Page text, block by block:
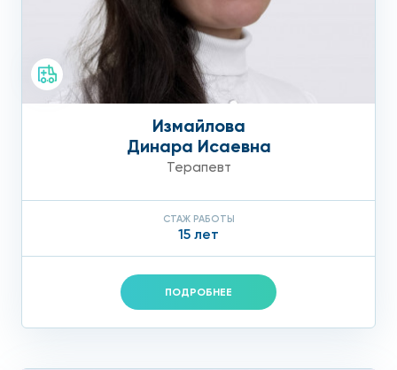
Измайлова
Динара Исаевна
Терапевт
СТАЖ РАБОТЫ
15 лет
ПОДРОБНЕЕ